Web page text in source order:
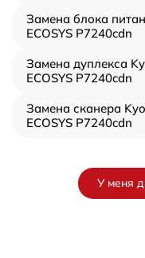
Замена блока
ECOSYS P7240cdn
Замена дуплекса
ECOSYS P7240cdn
Замена сканера
ECOSYS P7240cdn
У меня